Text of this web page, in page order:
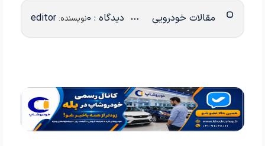
مقالات خودرویی دیدگاه : 0 نویسنده:editor